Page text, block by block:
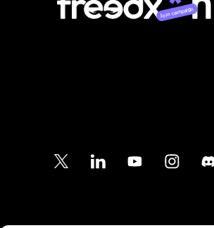
Join campaign